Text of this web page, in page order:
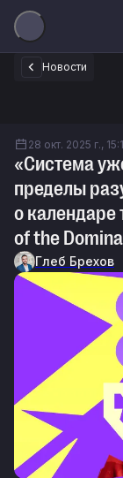
Новости
28 окт. 2025 г.,
«Система
пределы
о календаре
of the
Глеб Брехов